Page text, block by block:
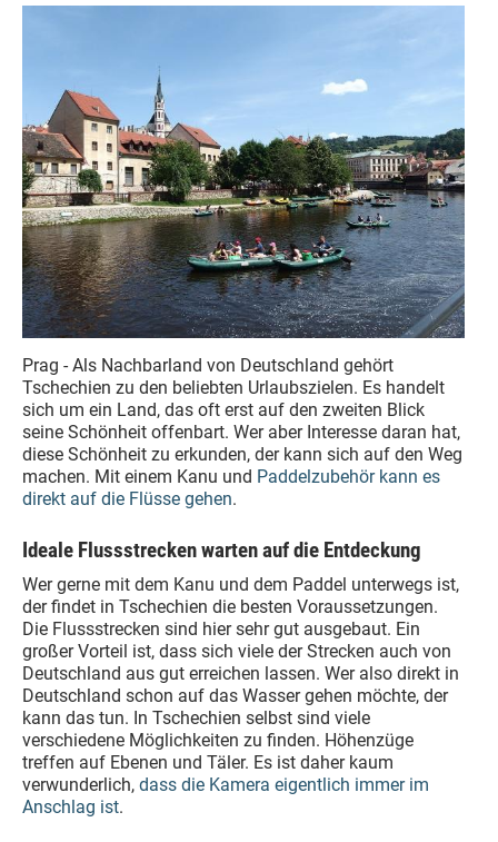
Prag - Als Nachbarland von Deutschland gehört
Tschechien zu den beliebten Urlaubszielen. Es handelt
sich um ein Land, das oft erst auf den zweiten Blick
seine Schönheit offenbart. Wer aber Interesse daran hat,
diese Schönheit zu erkunden, der kann sich auf den Weg
machen. Mit einem Kanu und Paddelzubehör kann es
direkt auf die Flüsse gehen.
Ideale Flussstrecken warten auf die Entdeckung
Wer gerne mit dem Kanu und dem Paddel unterwegs ist,
der findet in Tschechien die besten Voraussetzungen.
Die Flussstrecken sind hier sehr gut ausgebaut. Ein
großer Vorteil ist, dass sich viele der Strecken auch von
Deutschland aus gut erreichen lassen. Wer also direkt in
Deutschland schon auf das Wasser gehen möchte, der
kann das tun. In Tschechien selbst sind viele
verschiedene Möglichkeiten zu finden. Höhenzüge
treffen auf Ebenen und Täler. Es ist daher kaum
verwunderlich, dass die Kamera eigentlich immer im
Anschlag ist.